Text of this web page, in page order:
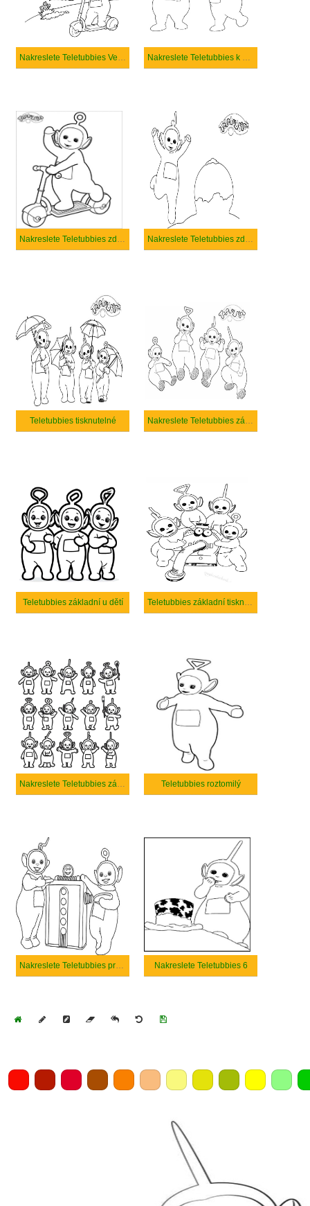
Nakreslete Teletubbies Velmi základní Nakreslete Teletubbies k vytisknutí zdarma
Nakreslete Teletubbies zdarma pro děti Nakreslete Teletubbies zdarma základní
Teletubbies tisknutelné Nakreslete Teletubbies základní tisknutelné
Teletubbies základní u dětí Teletubbies základní tisknutelné
Nakreslete Teletubbies základní u dětí Teletubbies roztomilý
Nakreslete Teletubbies prostý Nakreslete Teletubbies 6